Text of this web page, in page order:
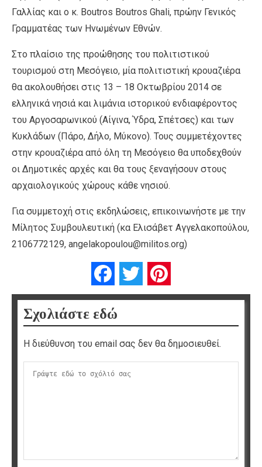
Γαλλίας και ο κ. Boutros Boutros Ghali, πρώην Γενικός
Γραμματέας των Ηνωμένων Εθνών.
Στο πλαίσιο της προώθησης του πολιτιστικού
τουρισμού στη Μεσόγειο, μία πολιτιστική κρουαζιέρα
θα ακολουθήσει στις 13 – 18 Οκτωβρίου 2014 σε
ελληνικά νησιά και λιμάνια ιστορικού ενδιαφέροντος
του Αργοσαρωνικού (Αίγινα, Ύδρα, Σπέτσες) και των
Κυκλάδων (Πάρο, Δήλο, Μύκονο). Τους συμμετέχοντες
στην κρουαζιέρα από όλη τη Μεσόγειο θα υποδεχθούν
οι Δημοτικές αρχές και θα τους ξεναγήσουν στους
αρχαιολογικούς χώρους κάθε νησιού.
Για συμμετοχή στις εκδηλώσεις, επικοινωνήστε με την
Μίλητος Συμβουλευτική (κα Ελισάβετ Αγγελακοπούλου,
2106772129, angelakopoulou@militos.org)
FacebookTwitter
Σχολιάστε εδώ
Η διεύθυνση του email σας δεν θα δημοσιευθεί.